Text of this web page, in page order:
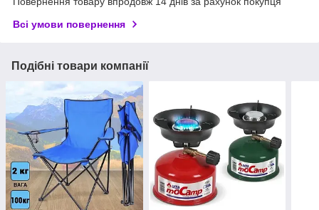
Всі умови повернення
Подібні товари компанії